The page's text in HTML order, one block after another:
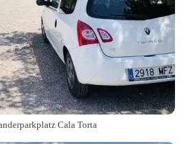
Cala Torta